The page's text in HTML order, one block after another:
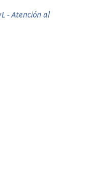
- Atención al